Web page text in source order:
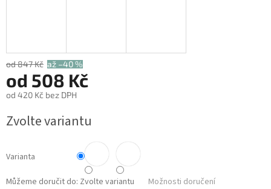
od 847 Kč až –40 %
od 508 Kč
od 420 Kč bez DPH
cena:
Zvolte variantu
Varianta
Můžeme doručit do: Zvolte variantu Možnosti doručení